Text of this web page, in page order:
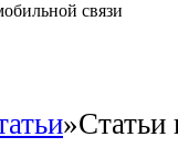
связи
»Статьи